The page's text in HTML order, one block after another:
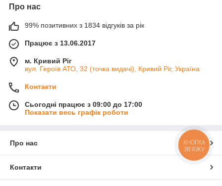
Про нас
99% позитивних з 1834 відгуків за рік
Працює з 13.06.2017
м. Кривий Ріг
вул. Героїв АТО, 32 (точка видачі), Кривий Ріг, Україна
Контакти
Сьогодні працює з 09:00 до 17:00
Показати весь графік роботи
Про нас
Контакти
КНОПКА
ЗВ'ЯЗКУ